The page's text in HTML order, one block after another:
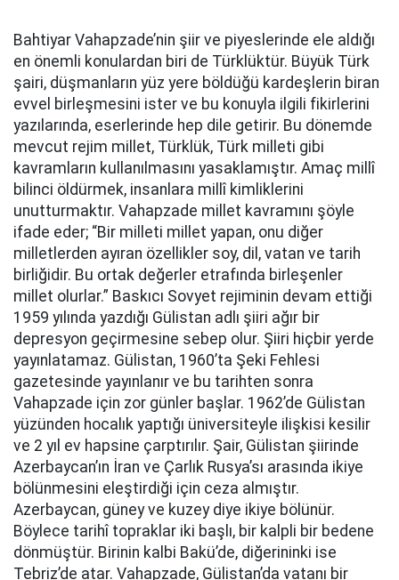
Bahtiyar Vahapzade’nin şiir ve piyeslerinde ele aldığı
en önemli konulardan biri de Türklüktür. Büyük Türk
şairi, düşmanların yüz yere böldüğü kardeşlerin biran
evvel birleşmesini ister ve bu konuyla ilgili fikirlerini
yazılarında, eserlerinde hep dile getirir. Bu dönemde
mevcut rejim millet, Türklük, Türk milleti gibi
kavramların kullanılmasını yasaklamıştır. Amaç millî
bilinci öldürmek, insanlara millî kimliklerini
unutturmaktır. Vahapzade millet kavramını şöyle
ifade eder; “Bir milleti millet yapan, onu diğer
milletlerden ayıran özellikler soy, dil, vatan ve tarih
birliğidir. Bu ortak değerler etrafında birleşenler
millet olurlar.” Baskıcı Sovyet rejiminin devam ettiği
1959 yılında yazdığı Gülistan adlı şiiri ağır bir
depresyon geçirmesine sebep olur. Şiiri hiçbir yerde
yayınlatamaz. Gülistan, 1960’ta Şeki Fehlesi
gazetesinde yayınlanır ve bu tarihten sonra
Vahapzade için zor günler başlar. 1962’de Gülistan
yüzünden hocalık yaptığı üniversiteyle ilişkisi kesilir
ve 2 yıl ev hapsine çarptırılır. Şair, Gülistan şiirinde
Azerbaycan’ın İran ve Çarlık Rusya’sı arasında ikiye
bölünmesini eleştirdiği için ceza almıştır.
Azerbaycan, güney ve kuzey diye ikiye bölünür.
Böylece tarihî topraklar iki başlı, bir kalpli bir bedene
dönmüştür. Birinin kalbi Bakü’de, diğerininki ise
Tebriz’de atar. Vahapzade, Gülistan’da vatanı bir